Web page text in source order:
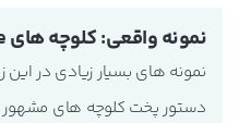
نمونه واقعی: کلوچه های Toll House
دستور پخت کلوچه های مشهور